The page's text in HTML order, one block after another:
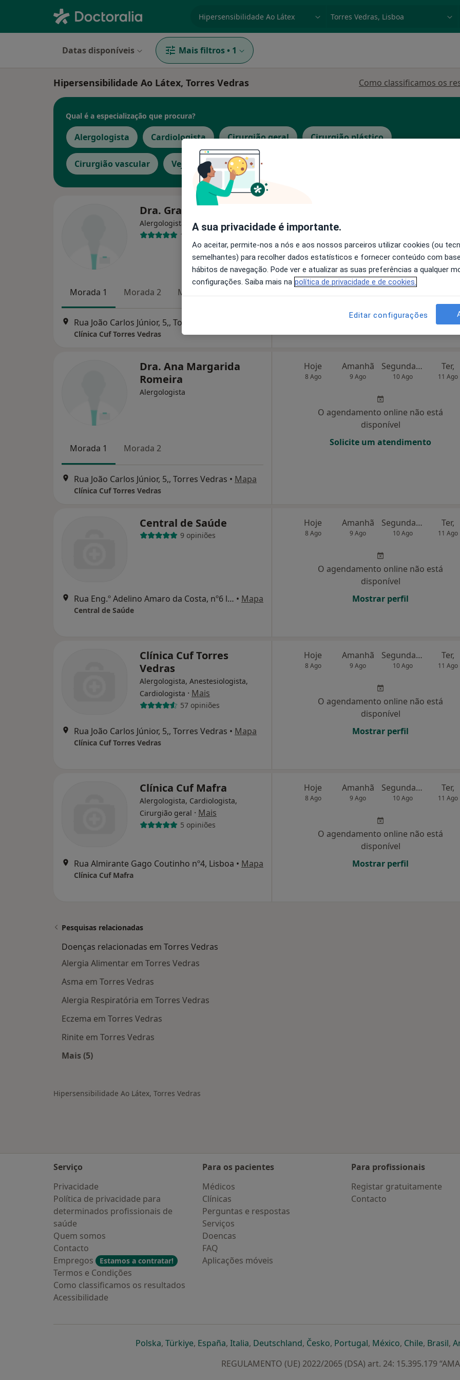
especialidade, doença ou nome
Datas disponíveis Mais filtros • 1
Hipersensibilidade Ao Látex, Torres Vedras Como classificamos os
Qual é a especialização que procura?
Alergologista Cardiologista Cirurgião geral Cirurgião plástico
Cirurgião vascular Veja mais
Dra. Graça Pires
Alergologista
1 opinião
Morada 1 Morada 2 Morada 3
Rua João Carlos Júnior, 5,, Torres Vedras
Clínica Cuf Torres Vedras
O agendamento online não está
disponível
Solicite um atendimento
Dra. Ana Margarida
Romeira
Alergologista
Morada 1 Morada 2
Rua João Carlos Júnior, 5,, Torres Vedras • Mapa
Clínica Cuf Torres Vedras
Hoje
8 Ago
Amanhã
9 Ago
Segunda-feira
10 Ago
Ter,
11 Ago
O agendamento online não está
disponível
Solicite um atendimento
Central de Saúde
9 opiniões
Rua Eng.º Adelino Amaro da Costa, nº6 loja1 r/c, Lourinhã • Mapa
Central de Saúde
Hoje
8 Ago
Amanhã
9 Ago
Segunda-feira
10 Ago
Ter,
11 Ago
O agendamento online não está
disponível
Mostrar perfil
Clínica Cuf Torres
Vedras
Alergologista, Anestesiologista,
Cardiologista · Mais
57 opiniões
Rua João Carlos Júnior, 5,, Torres Vedras • Mapa
Clínica Cuf Torres Vedras
Hoje
8 Ago
Amanhã
9 Ago
Segunda-feira
10 Ago
Ter,
11 Ago
O agendamento online não está
disponível
Mostrar perfil
Clínica Cuf Mafra
Alergologista, Cardiologista,
Cirurgião geral · Mais
5 opiniões
Rua Almirante Gago Coutinho nº4, Lisboa • Mapa
Clínica Cuf Mafra
Hoje
8 Ago
Amanhã
9 Ago
Segunda-feira
10 Ago
Ter,
11 Ago
O agendamento online não está
disponível
Mostrar perfil
Pesquisas relacionadas
Doenças relacionadas em Torres Vedras
Alergia Alimentar em Torres Vedras
Asma em Torres Vedras
Alergia Respiratória em Torres Vedras
Eczema em Torres Vedras
Rinite em Torres Vedras
Mais (5)
Hipersensibilidade Ao Látex, Torres Vedras
Serviço
Privacidade
Política de privacidade para
determinados profissionais de
saúde
Quem somos
Contacto
Empregos
Estamos a contratar!
Termos e Condições
Como classificamos os resultados
Acessibilidade
Para os pacientes
Médicos
Clínicas
Perguntas e respostas
Serviços
Doencas
FAQ
Aplicações móveis
Para profissionais
Registar gratuitamente
Contacto
Polskaabre num novo separador
, Türkiyeabre num novo separador
, Españaabre num novo separador
, Italiaabre num novo separador
, Deutschlandabre num novo separador
, Českoabre num novo separador
, Portugalabre num novo
, Méxicoabre num
, Chileabre
, Brasil,
REGULAMENTO (UE) 2022/2065 (DSA) art. 24: 15.395.179
A sua privacidade é importante.
Ao aceitar, permite-nos a nós e aos nossos parceiros utilizar cookies (ou
semelhantes) para recolher dados estatísticos e fornecer conteúdo com
hábitos de navegação. Pode ver e atualizar as suas preferências a qualquer
configurações. Saiba mais na política de privacidade e de cookies.
Editar configurações